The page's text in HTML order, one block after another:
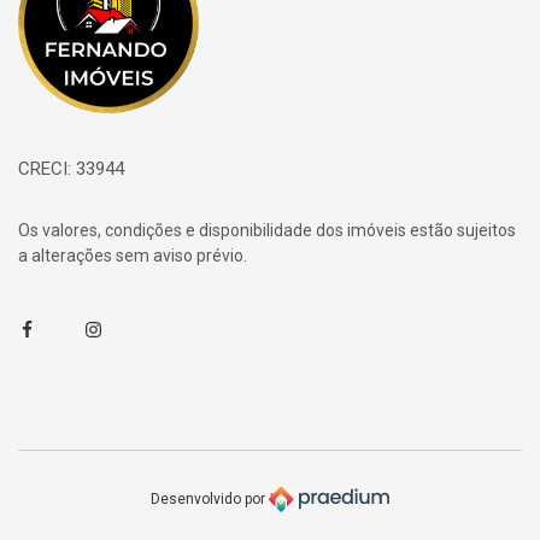
CRECI: 33944
Os valores, condições e disponibilidade dos imóveis estão sujeitos
a alterações sem aviso prévio.
FacebookInstagram
Desenvolvido por